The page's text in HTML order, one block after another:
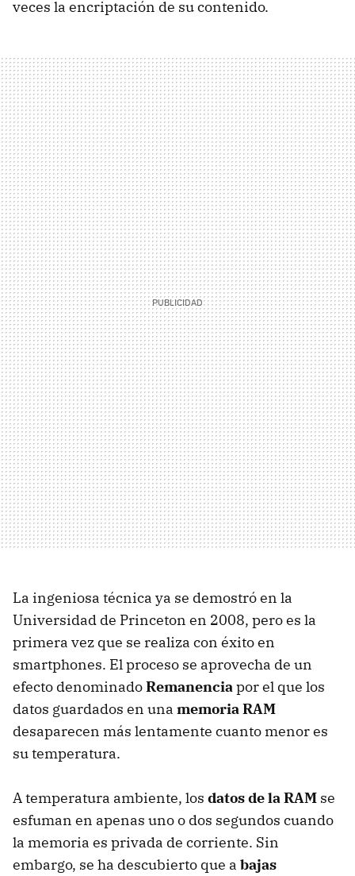
veces la encriptación de su contenido.
La ingeniosa técnica ya se demostró en la
Universidad de Princeton en 2008, pero es la
primera vez que se realiza con éxito en
smartphones. El proceso se aprovecha de un
efecto denominadoRemanenciapor el que los
datos guardados en una memoria RAM
desaparecen más lentamente cuanto menor es
su temperatura.
A temperatura ambiente, los datos de la RAM se
esfuman en apenas uno o dos segundos cuando
la memoria es privada de corriente. Sin
embargo, se ha descubierto que a bajas